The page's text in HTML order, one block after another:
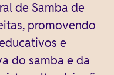
de Samba de
promovendo
e
do samba e da